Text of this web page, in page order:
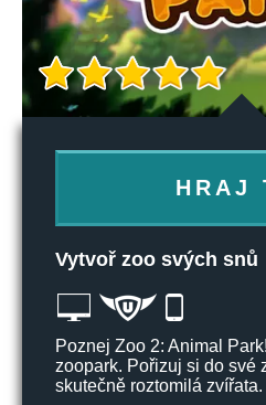
HRAJ
Vytvoř zoo svých snů
Poznej Zoo 2: Animal
zoopark. Pořizuj si do své
skutečně roztomilá